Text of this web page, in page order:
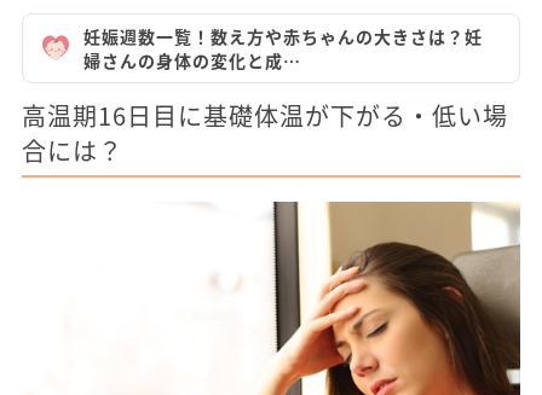
妊娠週数一覧！数え方や赤ちゃんの大きさは？妊
婦さんの身体の変化と成…
高温期16日目に基礎体温が下がる・低い場
合には？